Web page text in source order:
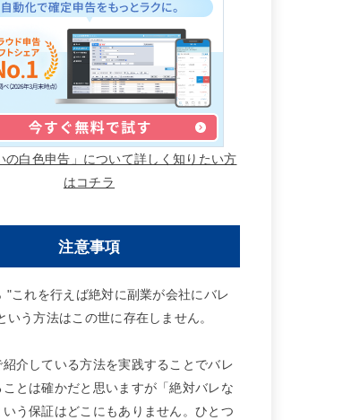
の白色申告」について詳しく知りたい方
はコチラ
注意事項
"これを行えば絶対に副業が会社にバレ
いう方法はこの世に存在しません。
介している方法を実践することでバレ
ことは確かだと思いますが「絶対バレな
いう保証はどこにもありません。ひとつ